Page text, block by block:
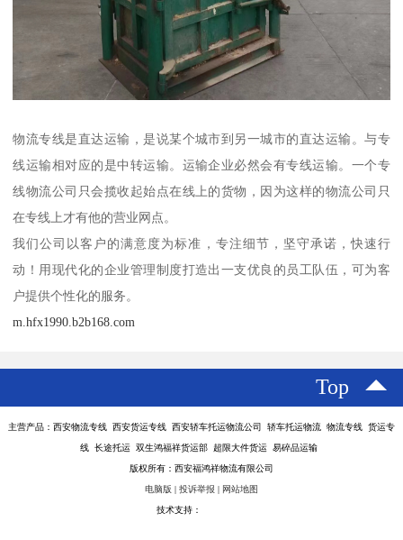
物流专线是直达运输，是说某个城市到另一城市的直达运输。与专
线运输相对应的是中转运输。运输企业必然会有专线运输。一个专
线物流公司只会揽收起始点在线上的货物，因为这样的物流公司只
在专线上才有他的营业网点。
我们公司以客户的满意度为标准，专注细节，坚守承诺，快速行
动！用现代化的企业管理制度打造出一支优良的员工队伍，可为客
户提供个性化的服务。
m.hfx1990.b2b168.com
Top
主营产品：西安物流专线 西安货运专线 西安轿车托运物流公司 轿车托运物流 物流专线 货运专
线 长途托运 双生鸿福祥货运部 超限大件货运 易碎品运输
版权所有：西安福鸿祥物流有限公司
电脑版 | 投诉举报 | 网站地图
技术支持：